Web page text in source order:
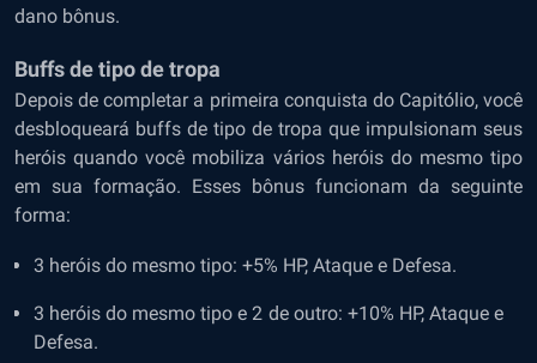
dano bônus.
Buffs de tipo de tropa
Depois de completar a primeira conquista do Capitólio, você
desbloqueará buffs de tipo de tropa que impulsionam seus
heróis quando você mobiliza vários heróis do mesmo tipo
em sua formação. Esses bônus funcionam da seguinte
forma:
3 heróis do mesmo tipo: +5% HP, Ataque e Defesa.
3 heróis do mesmo tipo e 2 de outro: +10% HP, Ataque e
Defesa.